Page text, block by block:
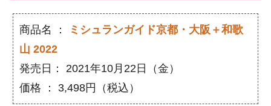
商品名 ：
ミシュランガイド京都・大阪＋和歌
山 2022
発売日： 2021年10月22日（金）
価格 ： 3,498円（税込）